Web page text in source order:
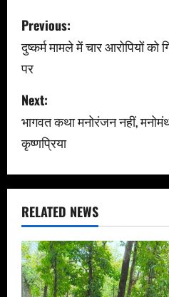
P
o
s
t
n
a
v
i
g
a
Previous:
दुष्कर्म मामले में चार आरोपियों को
पर
Next:
भागवत कथा मनोरंजन नहीं,
कृष्णप्रिया
RELATED NEWS